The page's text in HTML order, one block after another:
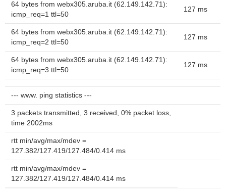
64 bytes from webx305.aruba.it (62.149.142.71):
icmp_req=1 ttl=50
127 ms
64 bytes from webx305.aruba.it (62.149.142.71):
icmp_req=2 ttl=50
127 ms
64 bytes from webx305.aruba.it (62.149.142.71):
icmp_req=3 ttl=50
127 ms
--- www. ping statistics ---
3 packets transmitted, 3 received, 0% packet loss,
time 2002ms
rtt min/avg/max/mdev =
127.382/127.419/127.484/0.414 ms
rtt min/avg/max/mdev =
127.382/127.419/127.484/0.414 ms